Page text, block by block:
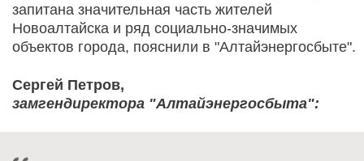
запитана значительная часть жителей
Новоалтайска и ряд социально-значимых
объектов города, пояснили в "Алтайэнергосбыте".
Сергей Петров,
замгендиректора "Алтайэнергосбыта":